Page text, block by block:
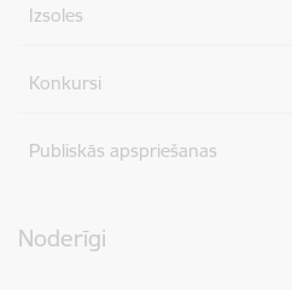
Izsoles
Konkursi
Publiskās apspriešanas
Noderīgi